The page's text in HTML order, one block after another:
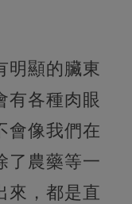
明顯的臟東
有各種肉眼
會像我們在
了農藥等一
來，都是直